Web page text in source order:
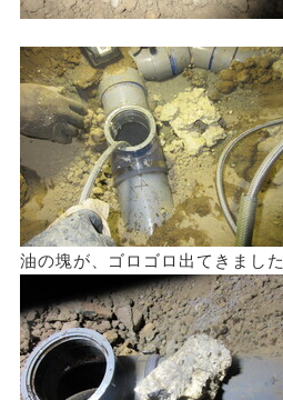
油の塊が、ゴロゴロ出てきました